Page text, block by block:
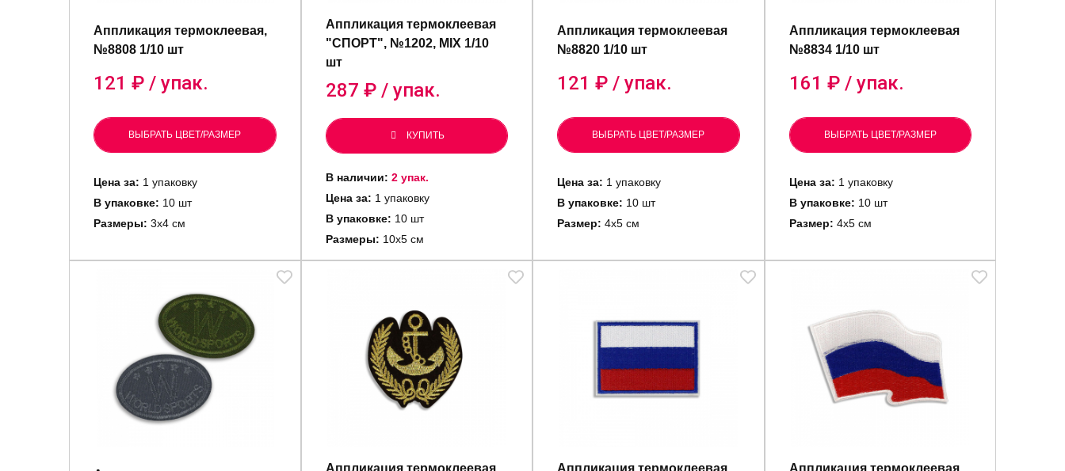
Аппликация термоклеевая,
№8808 1/10 шт
121 ₽ / упак.
ВЫБРАТЬ ЦВЕТ/РАЗМЕР
Цена за: 1 упаковку
В упаковке: 10 шт
Размеры: 3х4 см
Аппликация термоклеевая
"СПОРТ", №1202, MIX 1/10
шт
287 ₽ / упак.
КУПИТЬ
В наличии: 2 упак.
Цена за: 1 упаковку
В упаковке: 10 шт
Размеры: 10х5 см
Аппликация термоклеевая
№8820 1/10 шт
121 ₽ / упак.
ВЫБРАТЬ ЦВЕТ/РАЗМЕР
Цена за: 1 упаковку
В упаковке: 10 шт
Размер: 4х5 см
Аппликация термоклеевая
№8834 1/10 шт
161 ₽ / упак.
ВЫБРАТЬ ЦВЕТ/РАЗМЕР
Цена за: 1 упаковку
В упаковке: 10 шт
Размер: 4х5 см
Аппликация термоклеевая Аппликация термоклеевая Аппликация термоклеевая